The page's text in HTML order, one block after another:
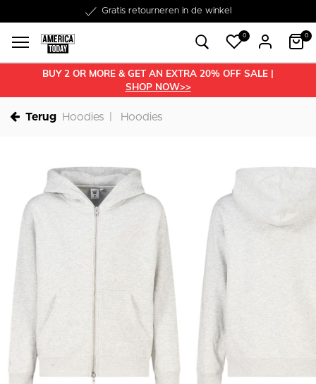
Gratis verzending vanaf €50
Binnen 1-3 werkdagen in huis
30 dagen retourrecht
Gratis retourneren in de winkel
€10 welkomstkorting
Word lid van onze Member Club!
0 0
BUY 2 OR MORE & GET AN EXTRA 20% OFF SALE |
SHOP NOW>>
Terug Hoodies Hoodies